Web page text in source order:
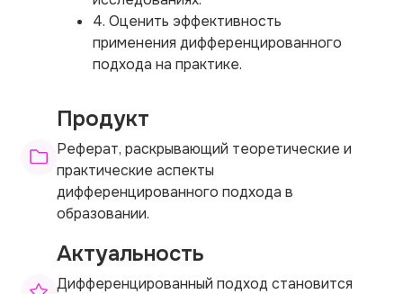
4. Оценить эффективность
применения дифференцированного
подхода на практике.
Продукт
Реферат, раскрывающий теоретические и
практические аспекты
дифференцированного подхода в
образовании.
Актуальность
Дифференцированный подход становится